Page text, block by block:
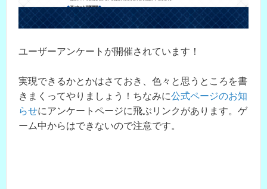
ユーザーアンケートが開催されています！
実現できるかとかはさておき、色々と思うところを書
きまくってやりましょう！ちなみに公式ページのお知
らせにアンケートページに飛ぶリンクがあります。ゲ
ーム中からはできないので注意です。